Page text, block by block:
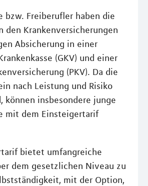
bzw. Freiberufler haben die
den Krankenversicherungen
Absicherung in einer
(GKV) und einer
(PKV). Da die
nach Leistung und Risiko
können insbesondere junge
mit dem Einsteigertarif
bietet umfangreiche
dem gesetzlichen Niveau zu
mit der Option,